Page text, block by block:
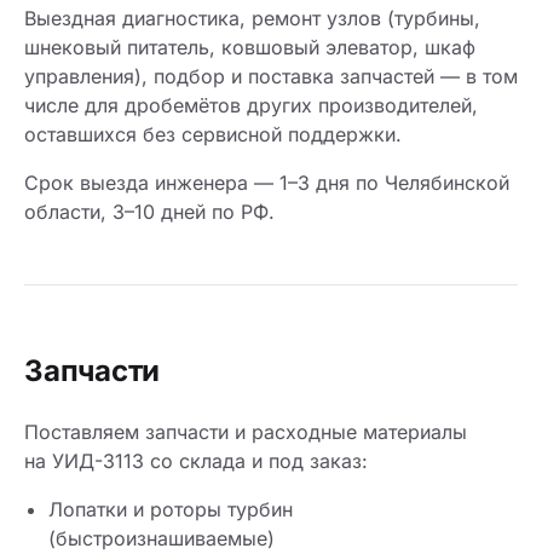
Выездная диагностика, ремонт узлов (турбины,
шнековый питатель, ковшовый элеватор, шкаф
управления), подбор и поставка запчастей — в том
числе для дробемётов других производителей,
оставшихся без сервисной поддержки.
Срок выезда инженера — 1–3 дня по Челябинской
области, 3–10 дней по РФ.
Запчасти
Поставляем запчасти и расходные материалы
на УИД-3113 со склада и под заказ:
Лопатки и роторы турбин
(быстроизнашиваемые)